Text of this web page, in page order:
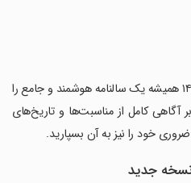
بنابراین با استفاده از برنامه تقویم ۱۴۰۵ همیشه یک سالنامه هوشمند و جامع را
آگاهی کامل از مناسبت‌ها و تاریخ‌های
خود را نیز به آن بسپارید.